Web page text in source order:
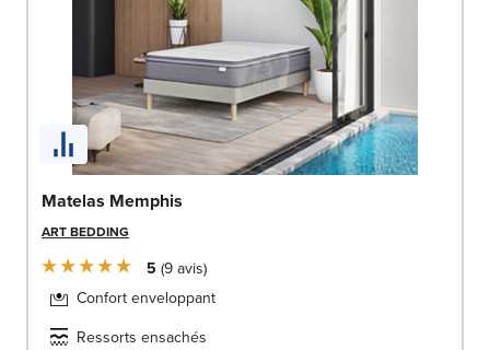
Matelas Memphis
ART BEDDING
5 9 avis
Confort enveloppant
Ressorts ensachés